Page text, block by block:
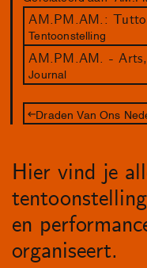
AM.PM.AM.:
Tentoonstelling
Journal
Hier vind je
en
organiseert.